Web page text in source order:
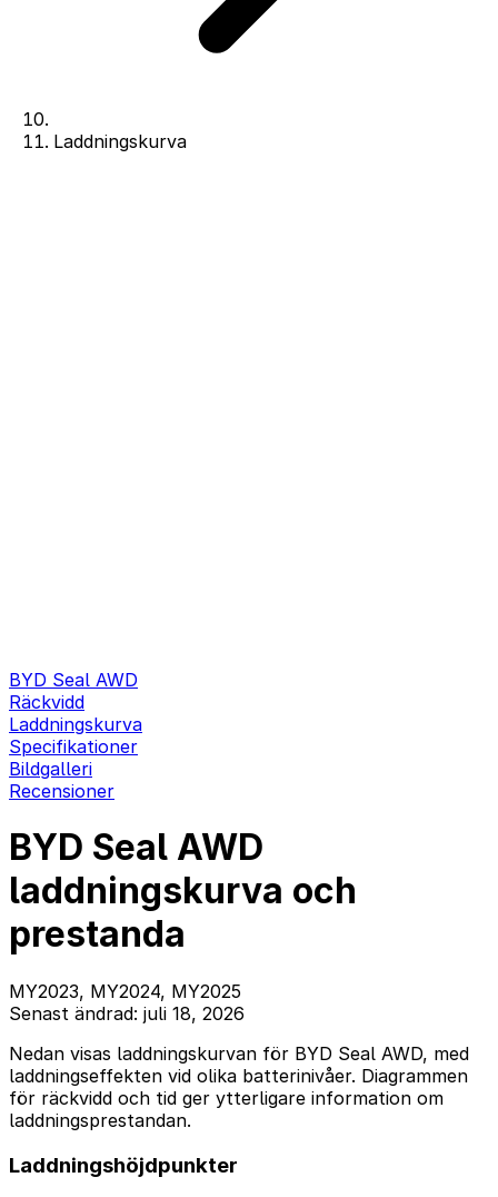
Laddningskurva
BYD Seal AWD
Räckvidd
Laddningskurva
Specifikationer
Bildgalleri
Recensioner
BYD Seal AWD
laddningskurva och
prestanda
MY2023, MY2024, MY2025
Senast ändrad: juli 18, 2026
Nedan visas laddningskurvan för BYD Seal AWD, med
laddningseffekten vid olika batterinivåer. Diagrammen
för räckvidd och tid ger ytterligare information om
laddningsprestandan.
Laddningshöjdpunkter